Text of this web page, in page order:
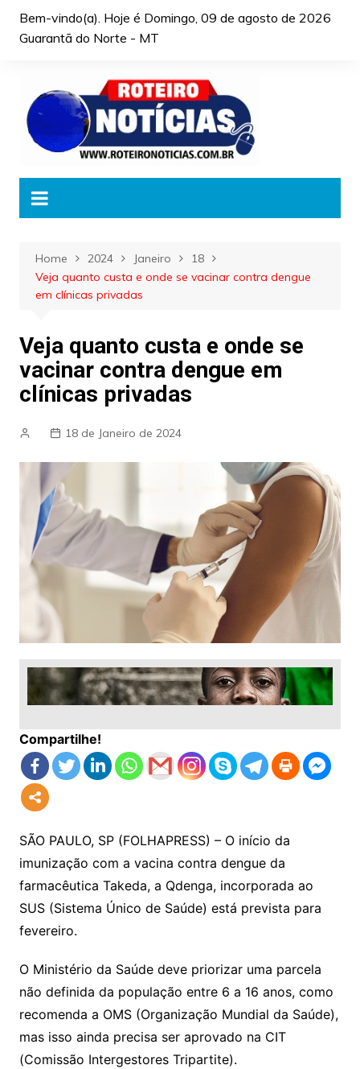
Bem-vindo(a). Hoje é Domingo, 09 de agosto de 2026
Guarantã do Norte - MT
Home 2024 Janeiro
18
Veja quanto custa e onde se vacinar contra dengue
em clínicas privadas
Veja quanto custa e onde se
vacinar contra dengue em
clínicas privadas
18 de Janeiro de 2024
Compartilhe!
SÃO PAULO, SP (FOLHAPRESS) – O início da
imunização com a vacina contra dengue da
farmacêutica Takeda, a Qdenga, incorporada ao
SUS (Sistema Único de Saúde) está prevista para
fevereiro.
O Ministério da Saúde deve priorizar uma parcela
não definida da população entre 6 a 16 anos, como
recomenda a OMS (Organização Mundial da Saúde),
mas isso ainda precisa ser aprovado na CIT
(Comissão Intergestores Tripartite).